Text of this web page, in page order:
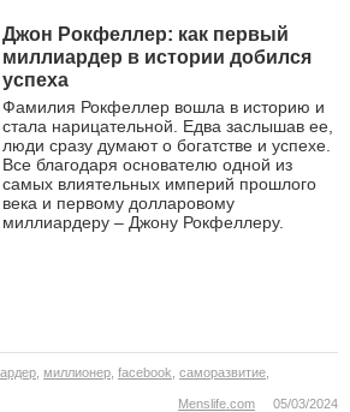
Джон Рокфеллер: как первый
миллиардер в истории добился
успеха
Фамилия Рокфеллер вошла в историю и
стала нарицательной. Едва заслышав ее,
люди сразу думают о богатстве и успехе.
Все благодаря основателю одной из
самых влиятельных империй прошлого
века и первому долларовому
миллиардеру – Джону Рокфеллеру.
миллионер facebook саморазвитие
05/03/2024
Menslife.com